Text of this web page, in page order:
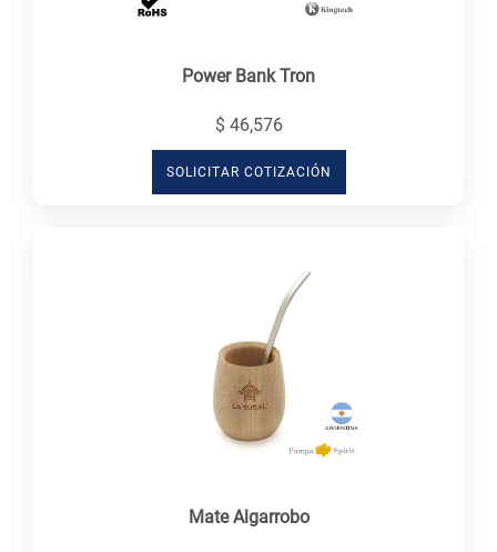
Power Bank Tron
$ 46,576
SOLICITAR COTIZACIÓN
Mate Algarrobo